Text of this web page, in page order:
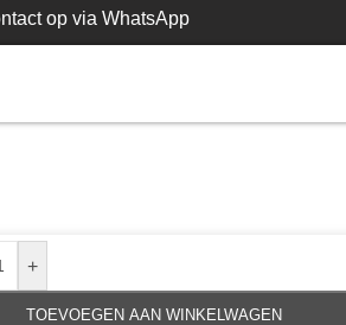
op via WhatsApp
+
TOEVOEGEN AAN WINKELWAGEN